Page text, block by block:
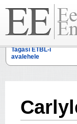
Tagasi ETBL-i
avalehele